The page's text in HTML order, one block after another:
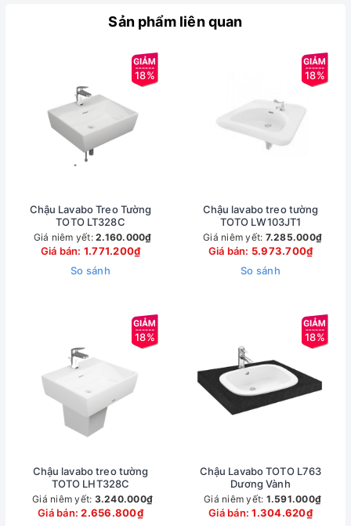
Sản phẩm liên quan
18%
Chậu Lavabo Treo Tường
TOTO LT328C
Giá niêm yết: 2.160.000₫
Giá bán: 1.771.200₫
So sánh
18%
Chậu lavabo treo tường
TOTO LW103JT1
Giá niêm yết: 7.285.000₫
Giá bán: 5.973.700₫
So sánh
18%
Chậu lavabo treo tường
TOTO LHT328C
Giá niêm yết: 3.240.000₫
Giá bán:2.656.800₫
18%
Chậu Lavabo TOTO L763
Dương Vành
Giá niêm yết: 1.591.000₫
Giá bán:1.304.620₫